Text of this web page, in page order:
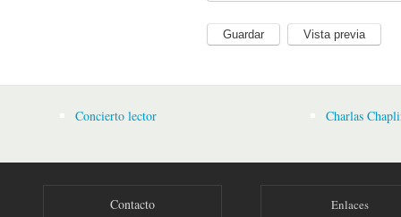
Concierto lector Charlas
Contacto Enlaces